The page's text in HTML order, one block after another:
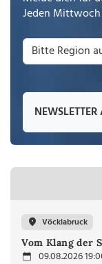
Jeden Mittwoch
Vöcklabruck
Vom Klang der
09.08.2026